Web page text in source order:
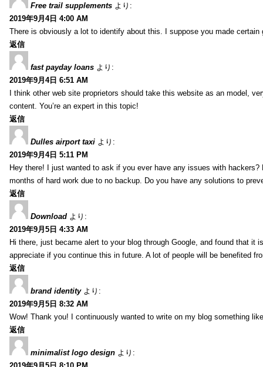
Free trail supplements より:
2019年9月4日 4:00 AM
There is obviously a lot to identify about this. I suppose you made certain
返信
fast payday loans より:
2019年9月4日 6:51 AM
I think other web site proprietors should take this website as an model,
content. You’re an expert in this topic!
返信
Dulles airport taxi より:
2019年9月4日 5:11 PM
Hey there! I just wanted to ask if you ever have any issues with
months of hard work due to no backup. Do you have any solutions to
返信
Download より:
2019年9月5日 4:33 AM
Hi there, just became alert to your blog through Google, and found that it
appreciate if you continue this in future. A lot of people will be benefited
返信
brand identity より:
2019年9月5日 8:32 AM
Wow! Thank you! I continuously wanted to write on my blog something
返信
minimalist logo design より:
2019年9月5日 8:10 PM